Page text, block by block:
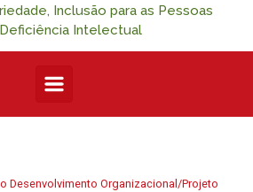
Inclusão para as Pessoas
Intelectual
Desenvolvimento Organizacional/Projeto